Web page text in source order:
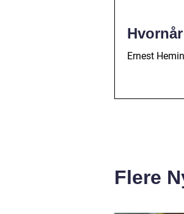
Ernest
Flere